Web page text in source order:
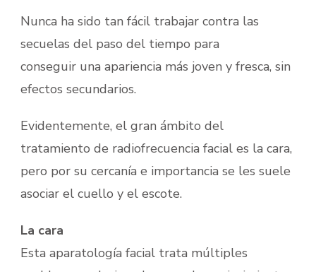
Nunca ha sido tan fácil trabajar contra las
secuelas del paso del tiempo para
conseguir una apariencia más joven y fresca, sin
efectos secundarios.
Evidentemente, el gran ámbito del
tratamiento de radiofrecuencia facial es la cara,
pero por su cercanía e importancia se les suele
asociar el cuello y el escote.
La cara
Esta aparatología facial trata múltiples